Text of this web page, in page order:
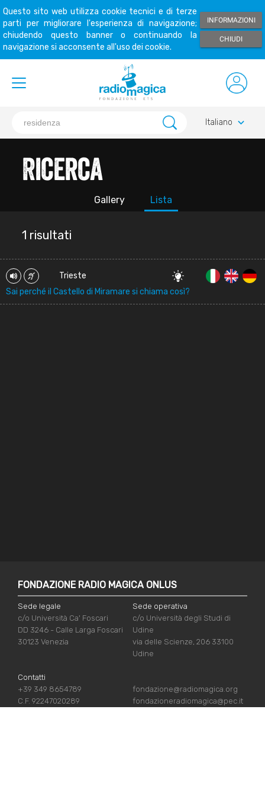
Questo sito web utilizza cookie tecnici e di terze
parti per migliorare l'esperienza di navigazione;
chiudendo questo banner o continuando la
navigazione si acconsente all'uso dei cookie.
INFORMAZIONI
CHIUDI
Italiano keyboard_arrow_down
Ricerca
Gallery Lista
1 risultati
Trieste
Sai perché il Castello di Miramare si chiama così?
FONDAZIONE RADIO MAGICA ONLUS
Sede legale
c/o Università Ca' Foscari
DD 3246 - Calle Larga Foscari
30123 Venezia
Sede operativa
c/o Università degli Studi di
Udine
via delle Scienze, 206 33100
Udine
Contatti
+39 349 8654789
C.F. 92247020289
fondazione@radiomagica.org
fondazioneradiomagica@pec.it